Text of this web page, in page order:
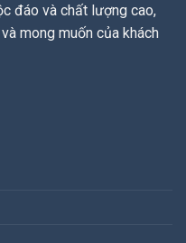
đáo và chất lượng cao,
mong muốn của khách